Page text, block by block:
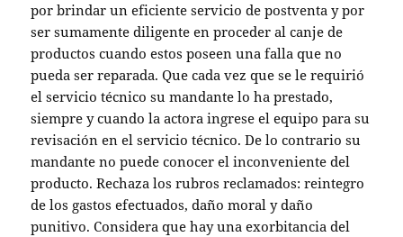
por brindar un eficiente servicio de postventa y por
ser sumamente diligente en proceder al canje de
productos cuando estos poseen una falla que no
pueda ser reparada. Que cada vez que se le requirió
el servicio técnico su mandante lo ha prestado,
siempre y cuando la actora ingrese el equipo para su
revisación en el servicio técnico. De lo contrario su
mandante no puede conocer el inconveniente del
producto. Rechaza los rubros reclamados: reintegro
de los gastos efectuados, daño moral y daño
punitivo. Considera que hay una exorbitancia del